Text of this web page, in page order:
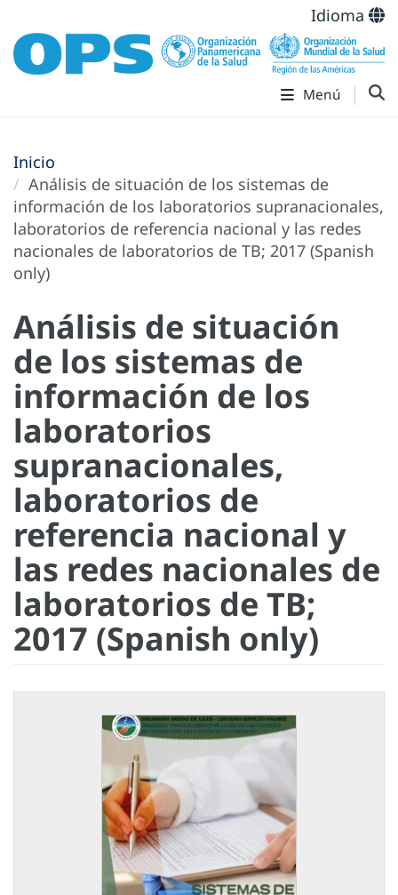
Idioma
Menú
Inicio
Análisis de situación de los sistemas de
información de los laboratorios supranacionales,
laboratorios de referencia nacional y las redes
nacionales de laboratorios de TB; 2017 (Spanish
only)
Análisis de situación
de los sistemas de
información de los
laboratorios
supranacionales,
laboratorios de
referencia nacional y
las redes nacionales de
laboratorios de TB;
2017 (Spanish only)